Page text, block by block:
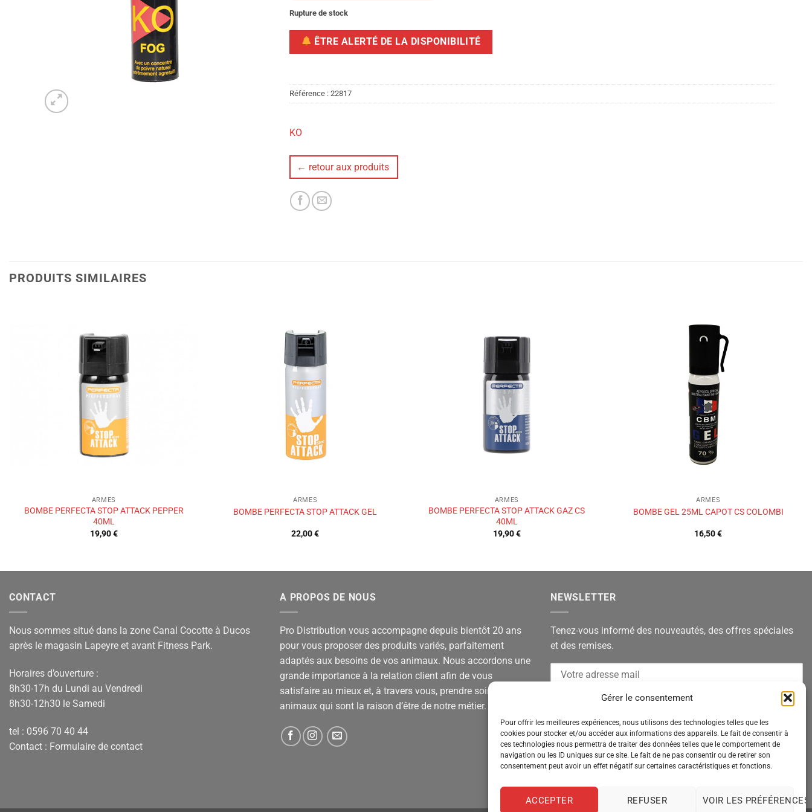
Gérer le consentement
Pour offrir les meilleures expériences, nous utilisons des technologies telles que les
cookies pour stocker et/ou accéder aux informations des appareils. Le fait de consentir à
ces technologies nous permettra de traiter des données telles que le comportement de
navigation ou les ID uniques sur ce site. Le fait de ne pas consentir ou de retirer son
consentement peut avoir un effet négatif sur certaines caractéristiques et fonctions.
ACCEPTER REFUSER VOIR LES PRÉFÉRENCES
Rupture de stock
ÊTRE ALERTÉ DE LA DISPONIBILITÉ
Référence : 22817
KO
← retour aux produits
PRODUITS SIMILAIRES
ARMES
BOMBE PERFECTA STOP ATTACK PEPPER
40ML
19,90€
ARMES
BOMBE PERFECTA STOP ATTACK GEL
22,00€
ARMES
BOMBE PERFECTA STOP ATTACK GAZ CS
40ML
19,90€
ARMES
BOMBE GEL 25ML CAPOT CS COLOMBI
16,50€
CONTACT
Nous sommes situé dans la zone Canal Cocotte à Ducos
après le magasin Lapeyre et avant Fitness Park.
Horaires d’ouverture :
8h30-17h du Lundi au Vendredi
8h30-12h30 le Samedi
tel : 0596 70 40 44
Contact : Formulaire de contact
A PROPOS DE NOUS
Pro Distribution vous accompagne depuis bientôt 20 ans
pour vous proposer des produits variés, parfaitement
adaptés aux besoins de vos animaux. Nous accordons une
grande importance à la relation client afin de vous
satisfaire au mieux et, à travers vous, prendre soin de vos
animaux qui sont la raison d’être de notre métier.
NEWSLETTER
Tenez-vous informé des nouveautés, des offres spéciales
et des remises.